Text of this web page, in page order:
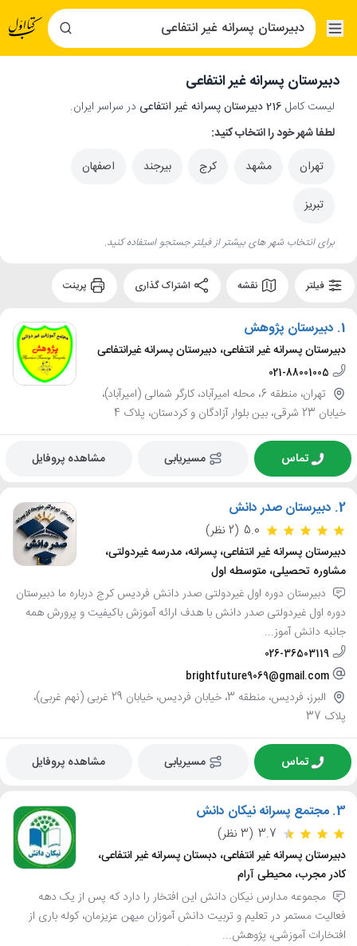
دبیرستان پسرانه غیر انتفاعی
لیست کامل 216 دبیرستان پسرانه غیر انتفاعی
در سراسر ایران.
لطفا شهر خود را انتخاب کنید:
تهران
مشهد کرج بیرجند اصفهان
تبریز
برای انتخاب شهر های بیشتر از فیلتر جستجو استفاده کنید.
فیلتر نقشه
1. دبیرستان پژوهش
دبیرستان پسرانه غیر انتفاعی، دبیرستان پسرانه غیرانتفاعی
021-88001005
تهران، منطقه 6، محله امیرآباد، کارگر شمالی (امیرآباد)،
خیابان 23 شرقی، بین بلوار آزادگان و کردستان، پلاک 4
تماس مسیریابی مشاهده پروفایل
2. دبیرستان صدر دانش
5.0 (2 نظر)
دبیرستان پسرانه غیر انتفاعی، پسرانه، مدرسه غیردولتی،
مشاوره تحصیلی، متوسطه اول
دبیرستان دوره اول غیردولتی صدر دانش فردیس کرج درباره ما دبیرستان
دوره اول غیردولتی صدر دانش با هدف ارائه آموزش باکیفیت و پرورش همه
جانبه دانش آموز...
026-36503119
brightfuture9069@gmail.com
البرز، فردیس، منطقه 3، خیابان فردیس، خیابان 29 غربی (نهم غربی)،
پلاک 37
تماس مسیریابی مشاهده پروفایل
3. مجتمع پسرانه نیکان دانش
3.7 (3 نظر)
دبیرستان پسرانه غیر انتفاعی، دبستان پسرانه غیر انتفاعی،
کادر مجرب، محیطی آرام
مجموعه مدارس نیکان دانش این افتخار را دارد که پس از یک دهه
فعالیت مستمر در تعلیم و تربیت دانش آموزان میهن عزیزمان، کوله باری از
افتخارات آموزشی، پژوهش...